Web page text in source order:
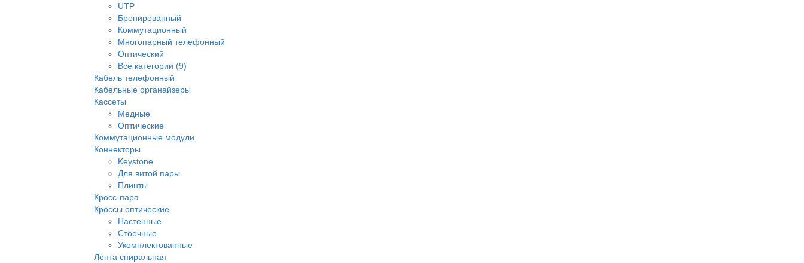
UTP
Бронированный
Коммутационный
Многопарный телефонный
Оптический
Все категории (9)
Кабель телефонный
Кабельные органайзеры
Кассеты
Медные
Оптические
Коммутационные модули
Коннекторы
Keystone
Для витой пары
Плинты
Кросс-пара
Кроссы оптические
Настенные
Стоечные
Укомплектованные
Лента спиральная